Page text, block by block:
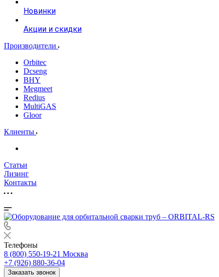
Новинки
Акции и скидки
Производители
Orbitec
Dcseng
BHY
Megmeet
Redius
MultiGAS
Gloor
Клиенты
Статьи
Лизинг
Контакты
Телефоны
8 (800) 550-19-21 Москва
+7 (926) 880-36-04
Заказать звонок